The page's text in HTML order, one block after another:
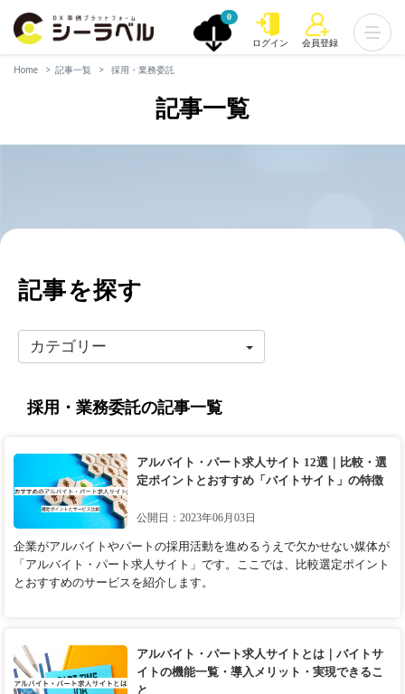
0
ログイン 会員登録
Home 記事一覧 採用・業務委託
記事一覧
記事を探す
カテゴリー
採用・業務委託の記事一覧
アルバイト・パート求人サイト 12選｜比較・選
定ポイントとおすすめ「バイトサイト」の特徴
公開日：2023年06月03日
企業がアルバイトやパートの採用活動を進めるうえで欠かせない媒体が
「アルバイト・パート求人サイト」です。ここでは、比較選定ポイント
とおすすめのサービスを紹介します。
アルバイト・パート求人サイトとは｜バイトサ
イトの機能一覧・導入メリット・実現できるこ
と